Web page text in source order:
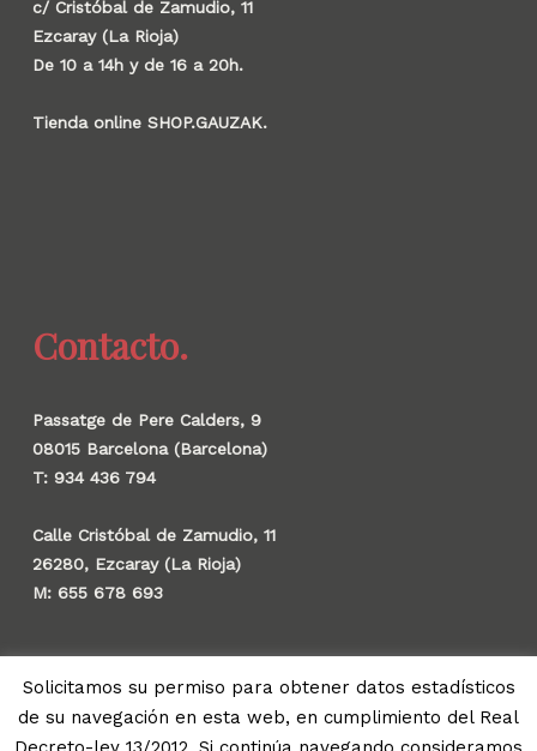
c/ Cristóbal de Zamudio, 11
Ezcaray (La Rioja)
De 10 a 14h y de 16 a 20h.
Tienda online SHOP.GAUZAK.
Contacto.
Passatge de Pere Calders, 9
08015 Barcelona (Barcelona)
T: 934 436 794
Calle Cristóbal de Zamudio, 11
26280, Ezcaray (La Rioja)
M: 655 678 693
© 2026 Gauzak.
Solicitamos su permiso para obtener datos estadísticos
de su navegación en esta web, en cumplimiento del Real